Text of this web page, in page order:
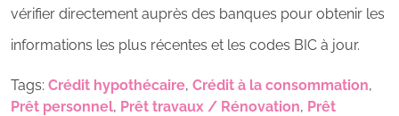
vérifier directement auprès des banques pour obtenir les
informations les plus récentes et les codes BIC à jour.
Tags: Crédit hypothécaire, Crédit à la consommation,
Prêt personnel, Prêt travaux / Rénovation, Prêt